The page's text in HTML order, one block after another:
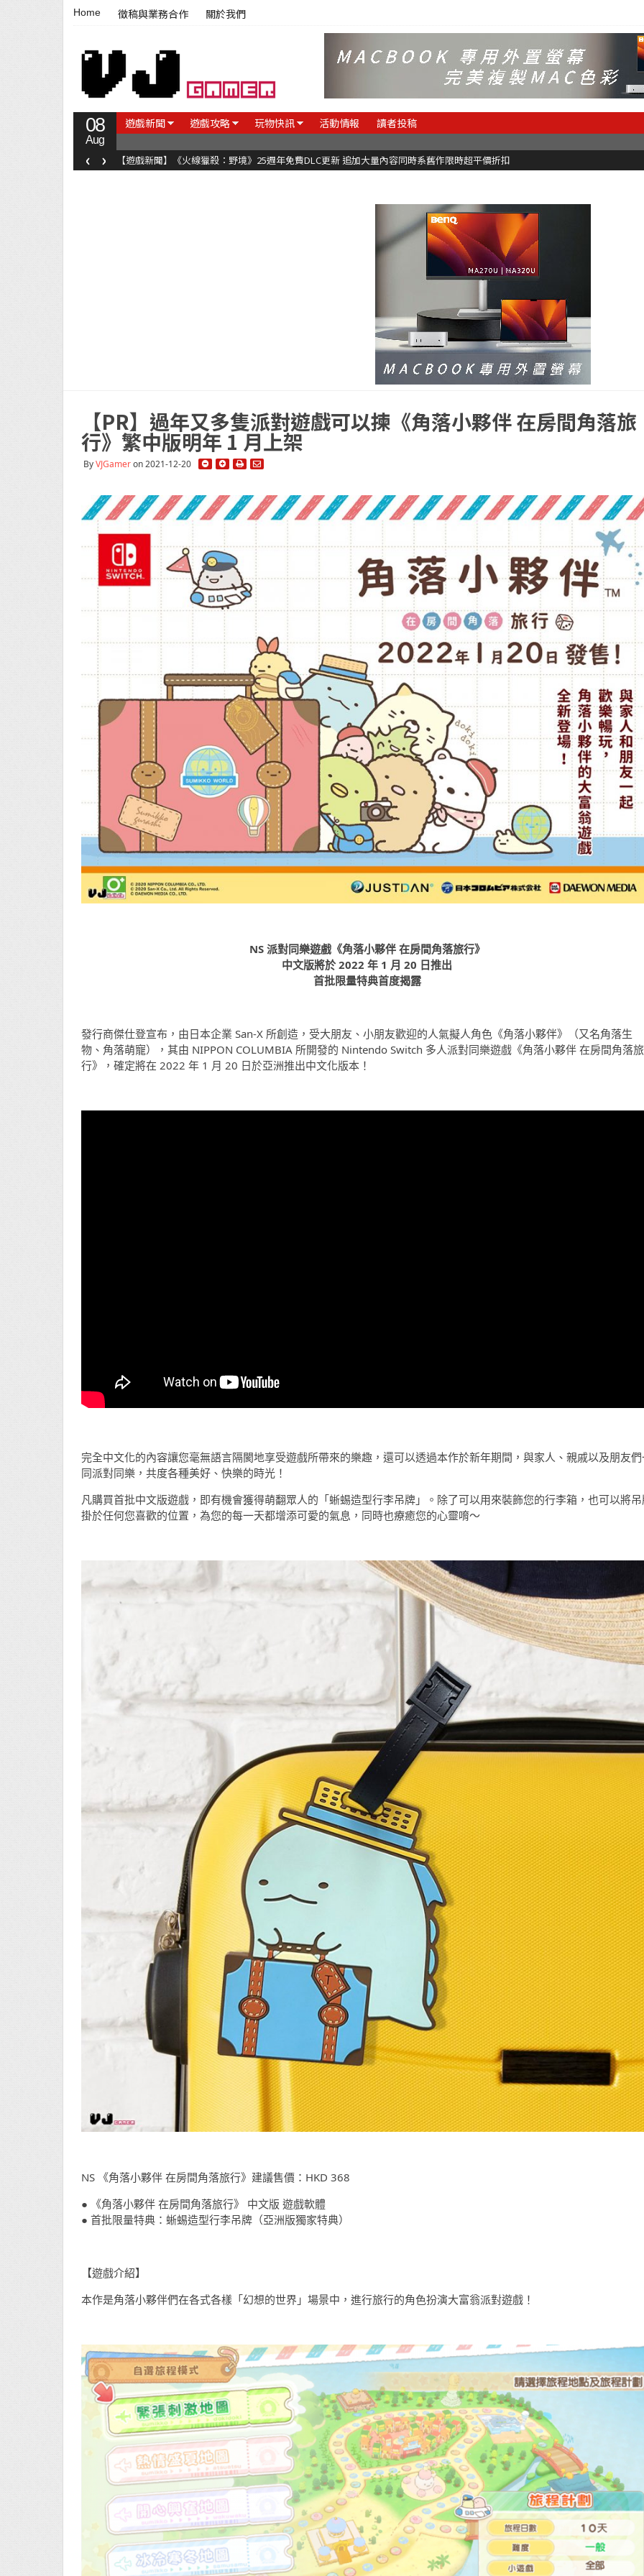
Home 徵稿與業務合作 關於我們
08
Aug
遊戲新聞 遊戲攻略 玩物快訊 活動情報 讀者投稿
【遊戲新聞】《火線獵殺：野境》25週年免費DLC更新 追加大量內容同時系舊作限時超平價折扣
‹ ›
【PR】過年又多隻派對遊戲可以揀《角落小夥伴 在房間角落旅
行》繁中版明年 1 月上架
ByVJGameron 2021-12-20
NS 派對同樂遊戲《角落小夥伴 在房間角落旅行》
中文版將於 2022 年 1 月 20 日推出
首批限量特典首度揭露
發行商傑仕登宣布，由日本企業 San-X 所創造，受大朋友、小朋友歡迎的人氣擬人角色《角落小夥伴》（又名角落生
物、角落萌寵），其由 NIPPON COLUMBIA 所開發的 Nintendo Switch 多人派對同樂遊戲《角落小夥伴 在房間角落旅
行》，確定將在 2022 年 1 月 20 日於亞洲推出中文化版本！
完全中文化的內容讓您毫無語言隔閡地享受遊戲所帶來的樂趣，還可以透過本作於新年期間，與家人、親戚以及朋友
同派對同樂，共度各種美好、快樂的時光！
凡購買首批中文版遊戲，即有機會獲得萌翻眾人的「蜥蜴造型行李吊牌」。除了可以用來裝飾您的行李箱，也可以將
掛於任何您喜歡的位置，為您的每一天都增添可愛的氣息，同時也療癒您的心靈唷～
NS 《角落小夥伴 在房間角落旅行》建議售價：HKD 368
● 《角落小夥伴 在房間角落旅行》 中文版 遊戲軟體
● 首批限量特典：蜥蜴造型行李吊牌（亞洲版獨家特典）
【遊戲介紹】
本作是角落小夥伴們在各式各樣「幻想的世界」場景中，進行旅行的角色扮演大富翁派對遊戲！